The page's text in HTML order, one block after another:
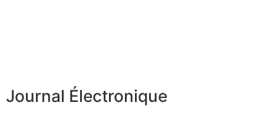
Journal Électronique